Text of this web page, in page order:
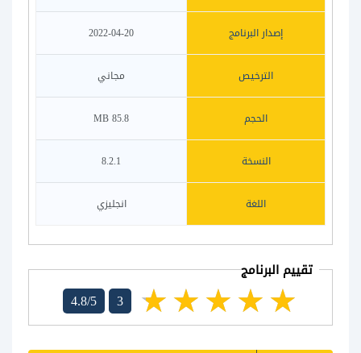
إصدار البرنامج 2022-04-20
الترخيص مجاني
الحجم 85.8 MB
النسخة 8.2.1
اللغة انجليزي
تقييم البرنامج
4.8/5 3